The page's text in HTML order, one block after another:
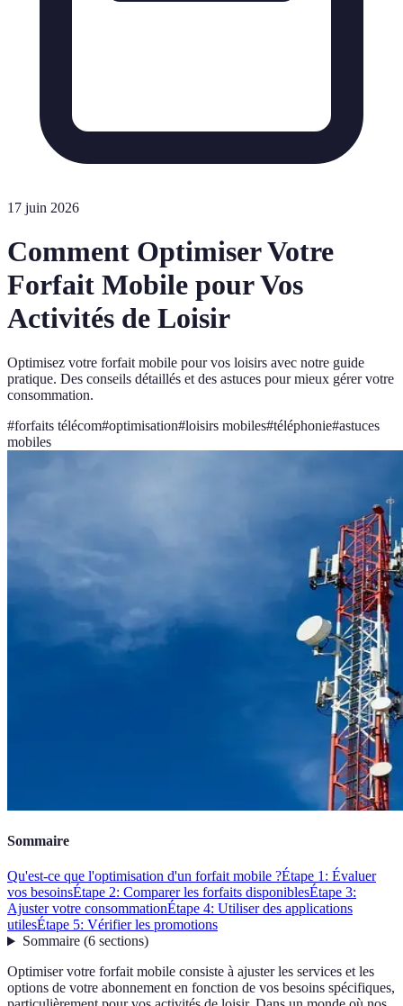
17 juin 2026
Comment Optimiser Votre
Forfait Mobile pour Vos
Activités de Loisir
Optimisez votre forfait mobile pour vos loisirs avec notre guide
pratique. Des conseils détaillés et des astuces pour mieux gérer votre
consommation.
#forfaits télécom#optimisation#loisirs mobiles#téléphonie#astuces
mobiles
Sommaire
Qu'est-ce que l'optimisation d'un forfait mobile ?Étape 1: Évaluer
vos besoinsÉtape 2: Comparer les forfaits disponiblesÉtape 3:
Ajuster votre consommationÉtape 4: Utiliser des applications
utilesÉtape 5: Vérifier les promotions
Sommaire(6 sections)
Optimiser votre forfait mobile consiste à ajuster les services et les
options de votre abonnement en fonction de vos besoins spécifiques,